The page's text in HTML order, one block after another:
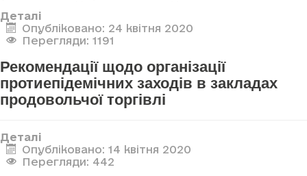
Деталі
Опубліковано: 24 квітня 2020
Перегляди: 1191
Рекомендації щодо організації
протиепідемічних заходів в закладах
продовольчої торгівлі
Деталі
Опубліковано: 14 квітня 2020
Перегляди: 442